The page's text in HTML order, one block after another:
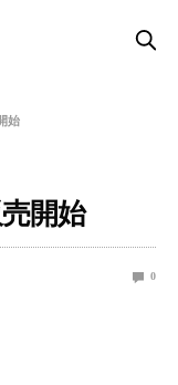
始
開始
0